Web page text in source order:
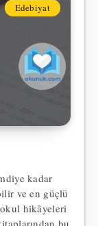
Edebiyat
kadar
ve en güçlü
okul hikâyeleri
bu